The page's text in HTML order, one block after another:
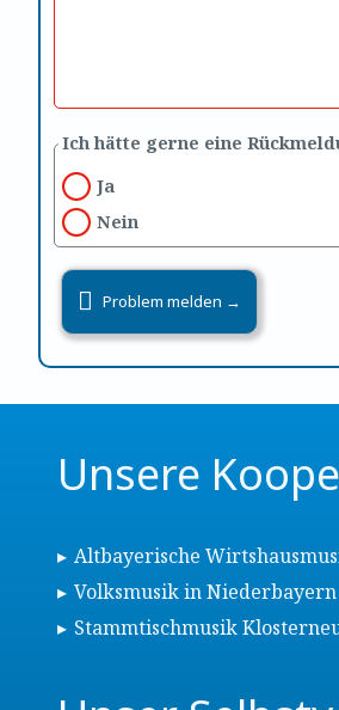
Ich hätte gerne eine
Ja
Nein
Unsere
Altbayerische
Volksmusik in Niederbayern
Stammtischmusik